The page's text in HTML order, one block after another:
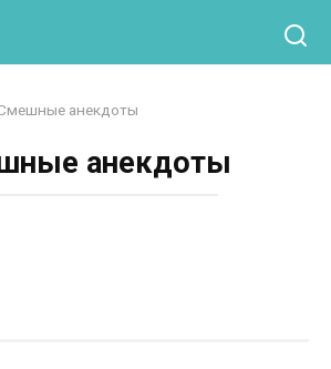
анекдоты
анекдоты